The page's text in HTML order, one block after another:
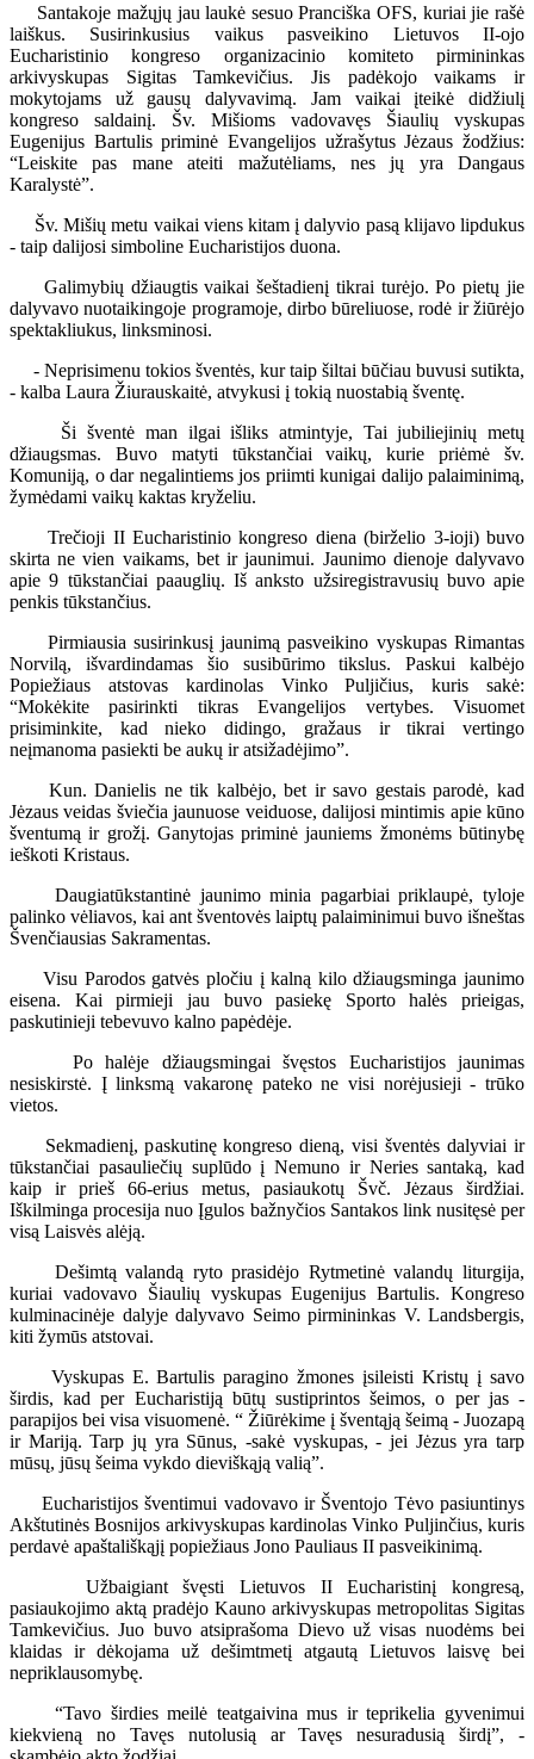
Santakoje mažųjų jau laukė sesuo Pranciška OFS, kuriai jie rašė
laiškus. Susirinkusius vaikus pasveikino Lietuvos II-ojo
Eucharistinio kongreso organizacinio komiteto pirmininkas
arkivyskupas Sigitas Tamkevičius. Jis padėkojo vaikams ir
mokytojams už gausų dalyvavimą. Jam vaikai įteikė didžiulį
kongreso saldainį. Šv. Mišioms vadovavęs Šiaulių vyskupas
Eugenijus Bartulis priminė Evangelijos užrašytus Jėzaus žodžius:
“Leiskite pas mane ateiti mažutėliams, nes jų yra Dangaus
Karalystė”.
Šv. Mišių metu vaikai viens kitam į dalyvio pasą klijavo lipdukus
- taip dalijosi simboline Eucharistijos duona.
Galimybių džiaugtis vaikai šeštadienį tikrai turėjo. Po pietų jie
dalyvavo nuotaikingoje programoje, dirbo būreliuose, rodė ir žiūrėjo
spektakliukus, linksminosi.
- Neprisimenu tokios šventės, kur taip šiltai būčiau buvusi sutikta,
- kalba Laura Žiurauskaitė, atvykusi į tokią nuostabią šventę.
Ši šventė man ilgai išliks atmintyje, Tai jubiliejinių metų
džiaugsmas. Buvo matyti tūkstančiai vaikų, kurie priėmė šv.
Komuniją, o dar negalintiems jos priimti kunigai dalijo palaiminimą,
žymėdami vaikų kaktas kryželiu.
Trečioji II Eucharistinio kongreso diena (birželio 3-ioji) buvo
skirta ne vien vaikams, bet ir jaunimui. Jaunimo dienoje dalyvavo
apie 9 tūkstančiai paauglių. Iš anksto užsiregistravusių buvo apie
penkis tūkstančius.
Pirmiausia susirinkusį jaunimą pasveikino vyskupas Rimantas
Norvilą, išvardindamas šio susibūrimo tikslus. Paskui kalbėjo
Popiežiaus atstovas kardinolas Vinko Puljičius, kuris sakė:
“Mokėkite pasirinkti tikras Evangelijos vertybes. Visuomet
prisiminkite, kad nieko didingo, gražaus ir tikrai vertingo
neįmanoma pasiekti be aukų ir atsižadėjimo”.
Kun. Danielis ne tik kalbėjo, bet ir savo gestais parodė, kad
Jėzaus veidas šviečia jaunuose veiduose, dalijosi mintimis apie kūno
šventumą ir grožį. Ganytojas priminė jauniems žmonėms būtinybę
ieškoti Kristaus.
Daugiatūkstantinė jaunimo minia pagarbiai priklaupė, tyloje
palinko vėliavos, kai ant šventovės laiptų palaiminimui buvo išneštas
Švenčiausias Sakramentas.
Visu Parodos gatvės pločiu į kalną kilo džiaugsminga jaunimo
eisena. Kai pirmieji jau buvo pasiekę Sporto halės prieigas,
paskutinieji tebevuvo kalno papėdėje.
Po halėje džiaugsmingai švęstos Eucharistijos jaunimas
nesiskirstė. Į linksmą vakaronę pateko ne visi norėjusieji - trūko
vietos.
Sekmadienį, paskutinę kongreso dieną, visi šventės dalyviai ir
tūkstančiai pasauliečių suplūdo į Nemuno ir Neries santaką, kad
kaip ir prieš 66-erius metus, pasiaukotų Švč. Jėzaus širdžiai.
Iškilminga procesija nuo Įgulos bažnyčios Santakos link nusitęsė per
visą Laisvės alėją.
Dešimtą valandą ryto prasidėjo Rytmetinė valandų liturgija,
kuriai vadovavo Šiaulių vyskupas Eugenijus Bartulis. Kongreso
kulminacinėje dalyje dalyvavo Seimo pirmininkas V. Landsbergis,
kiti žymūs atstovai.
Vyskupas E. Bartulis paragino žmones įsileisti Kristų į savo
širdis, kad per Eucharistiją būtų sustiprintos šeimos, o per jas -
parapijos bei visa visuomenė. “ Žiūrėkime į šventąją šeimą - Juozapą
ir Mariją. Tarp jų yra Sūnus, -sakė vyskupas, - jei Jėzus yra tarp
mūsų, jūsų šeima vykdo dieviškąją valią”.
Eucharistijos šventimui vadovavo ir Šventojo Tėvo pasiuntinys
Akštutinės Bosnijos arkivyskupas kardinolas Vinko Puljinčius, kuris
perdavė apaštališkąjį popiežiaus Jono Pauliaus II pasveikinimą.
Užbaigiant švęsti Lietuvos II Eucharistinį kongresą,
pasiaukojimo aktą pradėjo Kauno arkivyskupas metropolitas Sigitas
Tamkevičius. Juo buvo atsiprašoma Dievo už visas nuodėms bei
klaidas ir dėkojama už dešimtmetį atgautą Lietuvos laisvę bei
nepriklausomybę.
“Tavo širdies meilė teatgaivina mus ir teprikelia gyvenimui
kiekvieną no Tavęs nutolusią ar Tavęs nesuradusią širdį”, -